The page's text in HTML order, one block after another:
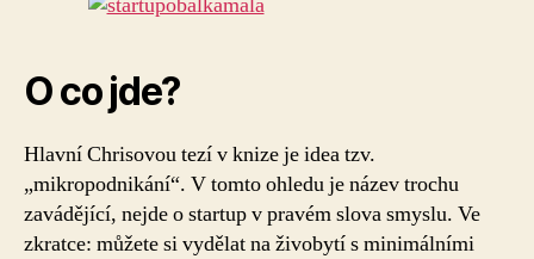
O co jde?
Hlavní Chrisovou tezí v knize je idea tzv.
„mikropodnikání“. V tomto ohledu je název trochu
zavádějící, nejde o startup v pravém slova smyslu. Ve
zkratce: můžete si vydělat na živobytí s minimálními